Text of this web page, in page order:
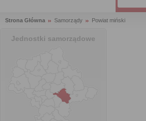
Strona Główna Samorządy Powiat miński
Jednostki samorządowe